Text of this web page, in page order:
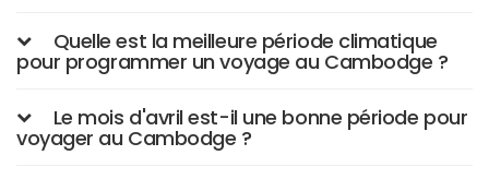
Quelle est la meilleure période climatique
pour programmer un voyage au Cambodge ?
Le mois d'avril est-il une bonne période pour
voyager au Cambodge ?